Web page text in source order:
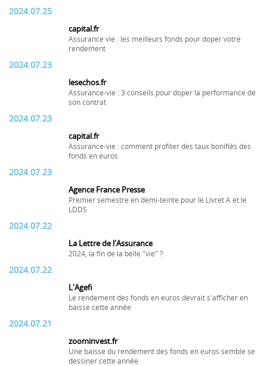
2024.07.25
capital.fr
Assurance vie : les meilleurs fonds pour doper votre
rendement
2024.07.23
lesechos.fr
Assurance-vie : 3 conseils pour doper la performance de
son contrat
2024.07.23
capital.fr
Assurance-vie : comment profiter des taux bonifiés des
fonds en euros
2024.07.23
Agence France Presse
Premier semestre en demi-teinte pour le Livret A et le
LDDS
2024.07.22
La Lettre de l'Assurance
2024, la fin de la belle "vie" ?
2024.07.22
L'Agefi
Le rendement des fonds en euros devrait s'afficher en
baisse cette année
2024.07.21
zoominvest.fr
Une baisse du rendement des fonds en euros semble se
dessiner cette année